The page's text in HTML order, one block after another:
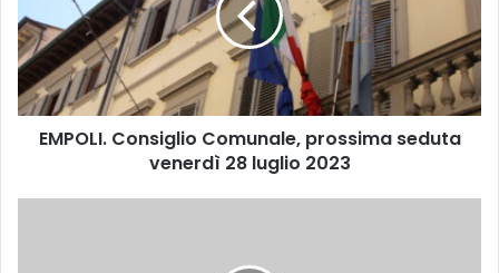
L
I
.
C
o
EMPOLI. Consiglio Comunale, prossima seduta
venerdì 28 luglio 2023